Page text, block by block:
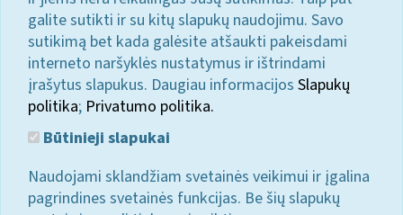
galite sutikti ir su kitų slapukų naudojimu. Savo
sutikimą bet kada galėsite atšaukti pakeisdami
interneto naršyklės nustatymus ir ištrindami
įrašytus slapukus. Daugiau informacijos Slapukų
politika; Privatumo politika.
Būtinieji slapukai
Naudojami sklandžiam svetainės veikimui ir įgalina
pagrindines svetainės funkcijas. Be šių slapukų